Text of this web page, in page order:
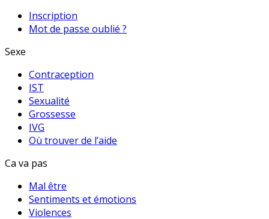
Inscription
Mot de passe oublié ?
Sexe
Contraception
IST
Sexualité
Grossesse
IVG
Où trouver de l’aide
Ca va pas
Mal être
Sentiments et émotions
Violences